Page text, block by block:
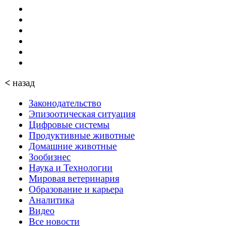
< назад
Законодательство
Эпизоотическая ситуация
Цифровые системы
Продуктивные животные
Домашние животные
Зообизнес
Наука и Технологии
Мировая ветеринария
Образование и карьера
Аналитика
Видео
Все новости